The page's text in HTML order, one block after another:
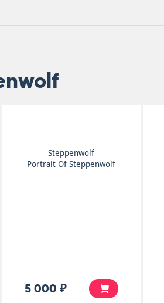
Steppenwolf
Portrait Of Steppenwolf
5 000 ₽